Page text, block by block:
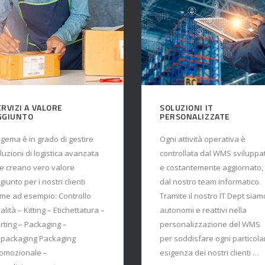
A VALORE
è in grado di gestire
di logistica avanzata
creano vero valore
per i nostri clienti
ad esempio: Controllo
– Kitting – Etichettatura –
– Packaging –
Packaging
–
SOLUZIONI IT
PERSONALIZZATE
Ogni attività operativa è
controllata dal WMS
e costantemente aggiornato,
dal nostro team informatico.
Tramite il nostro IT Dept
autonomi e reattivi nella
personalizzazione del WMS
per soddisfare ogni
esigenza dei nostri clienti …